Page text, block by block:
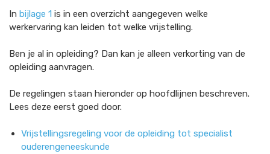
In bijlage 1 is in een overzicht aangegeven welke
werkervaring kan leiden tot welke vrijstelling.
Ben je al in opleiding? Dan kan je alleen verkorting van de
opleiding aanvragen.
De regelingen staan hieronder op hoofdlijnen beschreven.
Lees deze eerst goed door.
Vrijstellingsregeling voor de opleiding tot specialist
ouderengeneeskunde